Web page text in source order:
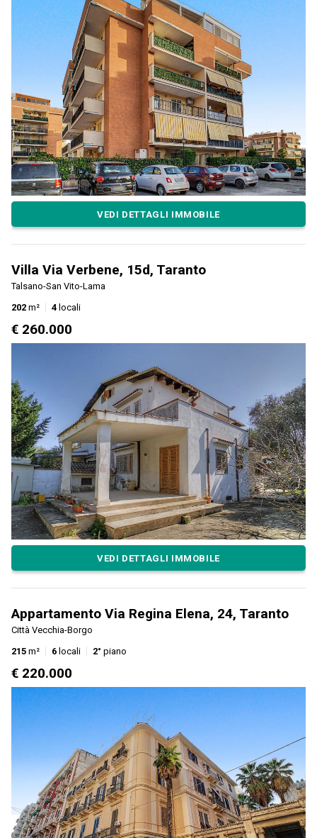
VEDI DETTAGLI IMMOBILE
Villa Via Verbene, 15d, Taranto
Talsano-San Vito-Lama
202 m² 4 locali
€ 260.000
VEDI DETTAGLI IMMOBILE
Appartamento Via Regina Elena, 24, Taranto
Città Vecchia-Borgo
215 m² 6 locali 2° piano
€ 220.000